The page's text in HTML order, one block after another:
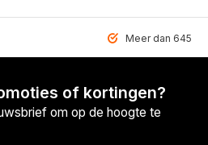
Meer dan 6459
of kortingen?
om op de hoogte te